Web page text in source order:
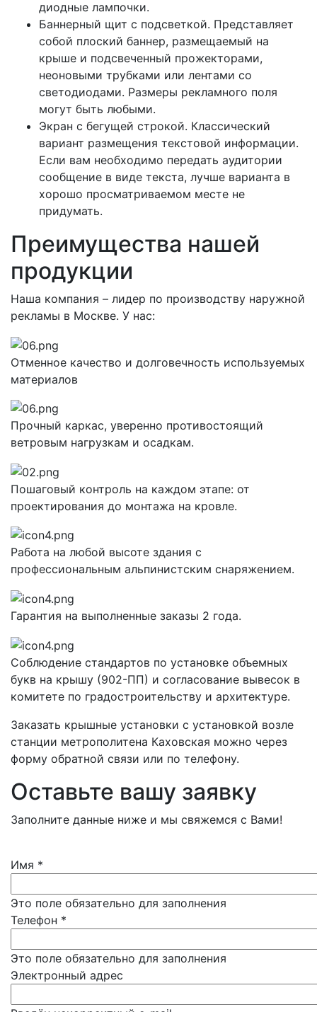
диодные лампочки.
Баннерный щит с подсветкой. Представляет
собой плоский баннер, размещаемый на
крыше и подсвеченный прожекторами,
неоновыми трубками или лентами со
светодиодами. Размеры рекламного поля
могут быть любыми.
Экран с бегущей строкой. Классический
вариант размещения текстовой информации.
Если вам необходимо передать аудитории
сообщение в виде текста, лучше варианта в
хорошо просматриваемом месте не
придумать.
Преимущества нашей
продукции
Наша компания – лидер по производству наружной
рекламы в Москве. У нас:
Отменное качество и долговечность используемых
материалов
Прочный каркас, уверенно противостоящий
ветровым нагрузкам и осадкам.
Пошаговый контроль на каждом этапе: от
проектирования до монтажа на кровле.
Работа на любой высоте здания с
профессиональным альпинистским снаряжением.
Гарантия на выполненные заказы 2 года.
Соблюдение стандартов по установке объемных
букв на крышу (902-ПП) и согласование вывесок в
комитете по градостроительству и архитектуре.
Заказать крышные установки с установкой возле
станции метрополитена Каховская можно через
форму обратной связи или по телефону.
Оставьте вашу заявку
Заполните данные ниже и мы свяжемся с Вами!
Имя *
Это поле обязательно для заполнения
Телефон *
Это поле обязательно для заполнения
Электронный адрес